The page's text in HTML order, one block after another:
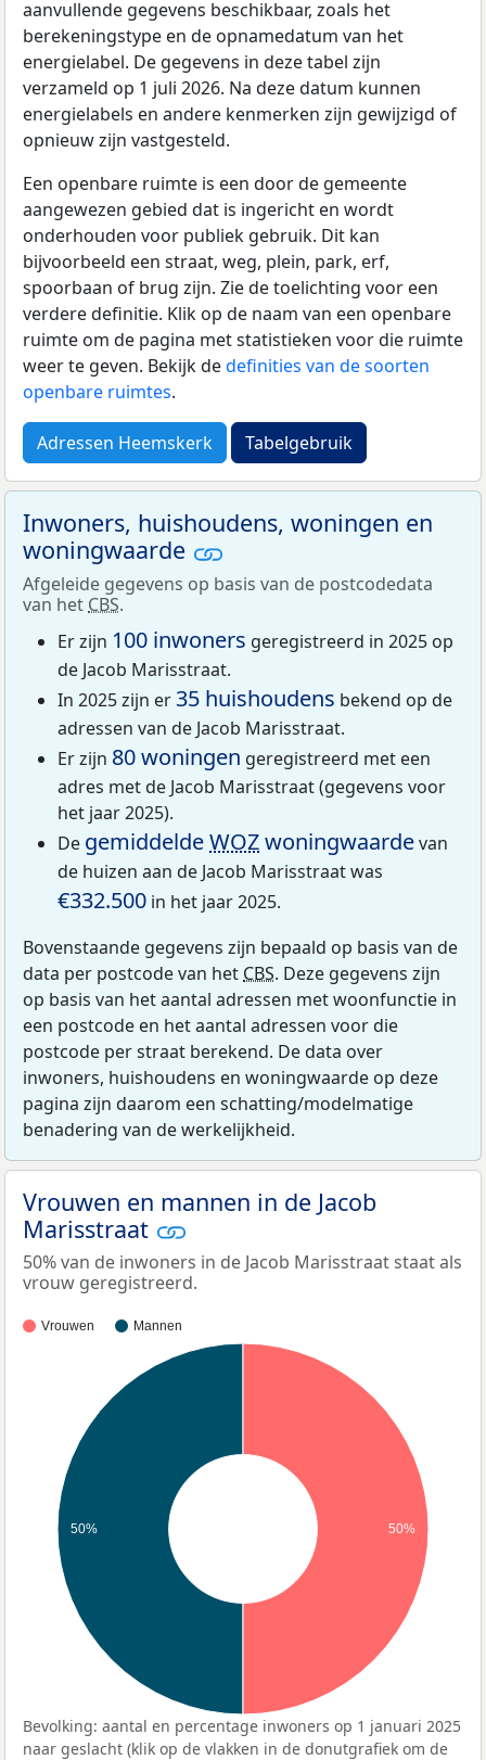
aanvullende gegevens beschikbaar, zoals het
berekeningstype en de opnamedatum van het
energielabel. De gegevens in deze tabel zijn
verzameld op 1 juli 2026. Na deze datum kunnen
energielabels en andere kenmerken zijn gewijzigd of
opnieuw zijn vastgesteld.
Een openbare ruimte is een door de gemeente
aangewezen gebied dat is ingericht en wordt
onderhouden voor publiek gebruik. Dit kan
bijvoorbeeld een straat, weg, plein, park, erf,
spoorbaan of brug zijn. Zie de toelichting voor een
verdere definitie. Klik op de naam van een openbare
ruimte om de pagina met statistieken voor die ruimte
weer te geven. Bekijk dedefinities van de soorten
openbare ruimtes.
Adressen Heemskerk Tabelgebruik
Inwoners, huishoudens, woningen en
woningwaarde
Afgeleide gegevens op basis van de postcodedata
van het CBS.
Er zijn 100 inwoners geregistreerd in 2025 op
de Jacob Marisstraat.
In 2025 zijn er 35 huishoudens bekend op de
adressen van de Jacob Marisstraat.
Er zijn 80 woningen geregistreerd met een
adres met de Jacob Marisstraat (gegevens voor
het jaar 2025).
De gemiddeldeWOZwoningwaardevan
de huizen aan de Jacob Marisstraat was
€332.500 in het jaar 2025.
Bovenstaande gegevens zijn bepaald op basis van de
data per postcode van het CBS. Deze gegevens zijn
op basis van het aantal adressen met woonfunctie in
een postcode en het aantal adressen voor die
postcode per straat berekend. De data over
inwoners, huishoudens en woningwaarde op deze
pagina zijn daarom een schatting/modelmatige
benadering van de werkelijkheid.
Vrouwen en mannen in de Jacob
Marisstraat
50% van de inwoners in de Jacob Marisstraat staat als
vrouw geregistreerd.
Vrouwen Mannen
50% 50%
Bevolking: aantal en percentage inwoners op 1 januari 2025
naar geslacht (klik op de vlakken in de donutgrafiek om de